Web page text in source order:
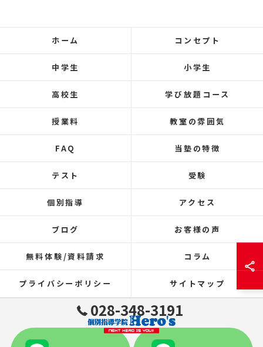
028-348-3191
ホーム コンセプト
中学生 小学生
高校生 学び放題コース
授業料 教室の雰囲気
FAQ 当塾の特徴
テスト 受験
個別指導 アクセス
ブログ お客様の声
無料体験/資料請求 コラム
プライバシーポリシー サイトマップ